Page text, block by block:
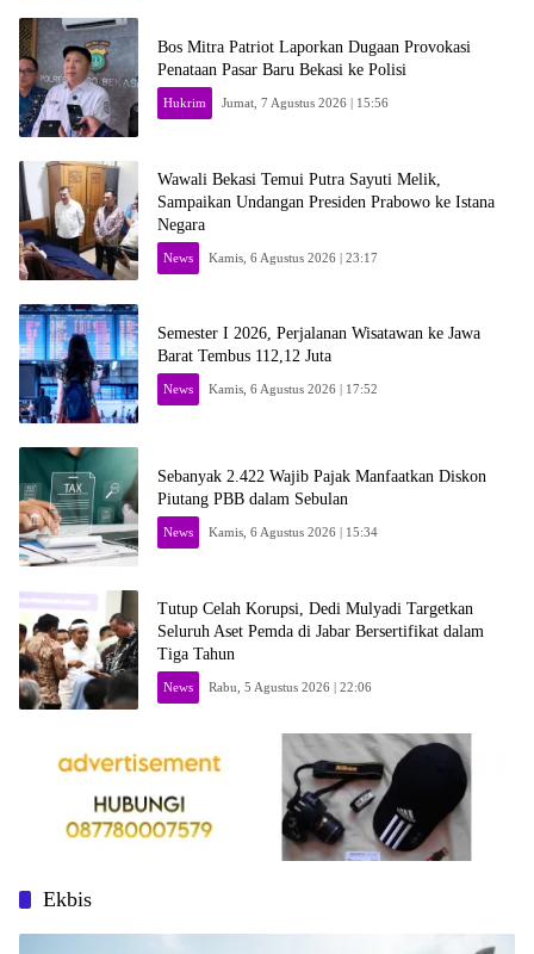
Bos Mitra Patriot Laporkan Dugaan Provokasi
Penataan Pasar Baru Bekasi ke Polisi
Hukrim Jumat, 7 Agustus 2026 | 15:56
Wawali Bekasi Temui Putra Sayuti Melik,
Sampaikan Undangan Presiden Prabowo ke Istana
Negara
News Kamis, 6 Agustus 2026 | 23:17
Semester I 2026, Perjalanan Wisatawan ke Jawa
Barat Tembus 112,12 Juta
News Kamis, 6 Agustus 2026 | 17:52
Sebanyak 2.422 Wajib Pajak Manfaatkan Diskon
Piutang PBB dalam Sebulan
News Kamis, 6 Agustus 2026 | 15:34
Tutup Celah Korupsi, Dedi Mulyadi Targetkan
Seluruh Aset Pemda di Jabar Bersertifikat dalam
Tiga Tahun
News Rabu, 5 Agustus 2026 | 22:06
Ekbis